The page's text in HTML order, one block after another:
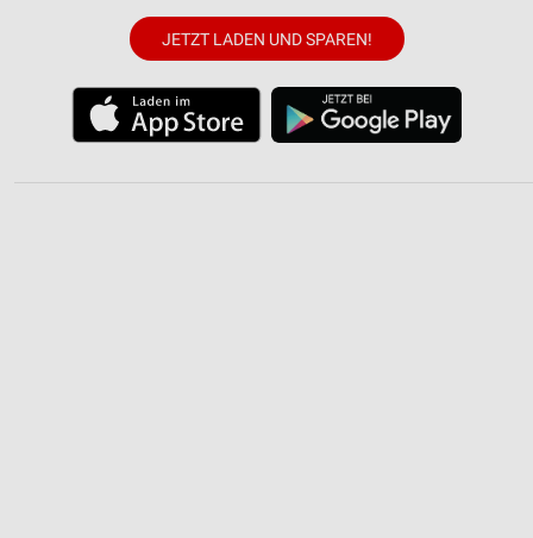
JETZT LADEN UND SPAREN!